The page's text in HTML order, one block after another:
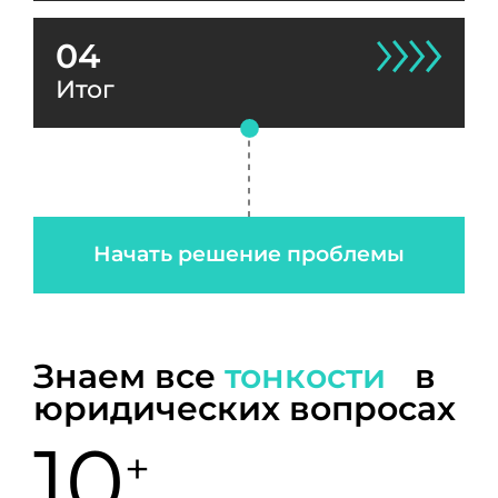
04
Итог
Начать решение проблемы
Знаем все тонкости в
юридических вопросах
+